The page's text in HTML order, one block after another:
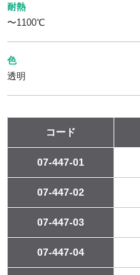
耐熱
〜1100℃
色
透明
コード
07-447-01
07-447-02
07-447-03
07-447-04